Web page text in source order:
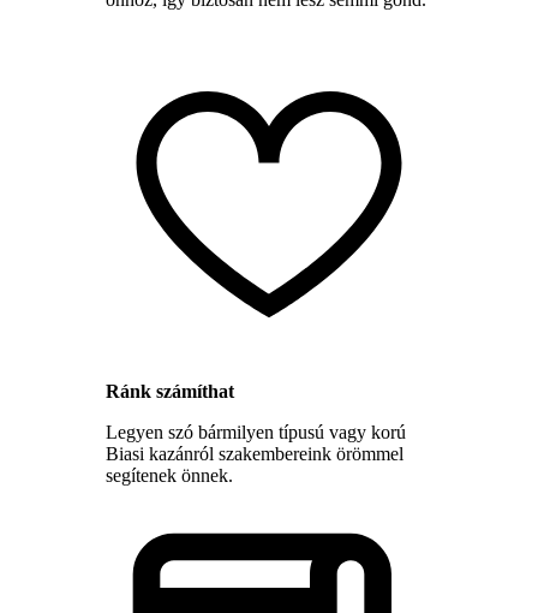
Ránk számíthat
Legyen szó bármilyen típusú vagy korú
Biasi kazánról szakembereink örömmel
segítenek önnek.